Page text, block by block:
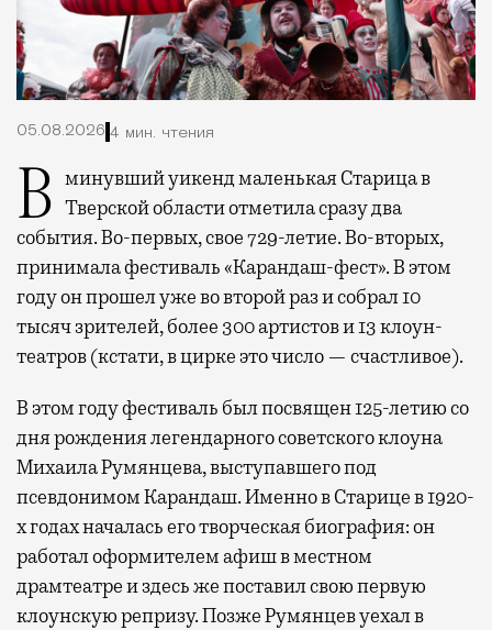
05.08.2026 4 мин. чтения
В минувший уикенд маленькая Старица в Тверской области отметила сразу два
события. Во-первых, свое 729-летие. Во-вторых,
принимала фестиваль «Карандаш-фест». В этом
году он прошел уже во второй раз и собрал 10
тысяч зрителей, более 300 артистов и 13 клоун-
театров (кстати, в цирке это число — счастливое).
В этом году фестиваль был посвящен 125-летию со
дня рождения легендарного советского клоуна
Михаила Румянцева, выступавшего под
псевдонимом Карандаш. Именно в Старице в 1920-
х годах началась его творческая биография: он
работал оформителем афиш в местном
драмтеатре и здесь же поставил свою первую
клоунскую репризу. Позже Румянцев уехал в